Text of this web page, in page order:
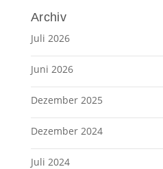
Archiv
Juli 2026
Juni 2026
Dezember 2025
Dezember 2024
Juli 2024